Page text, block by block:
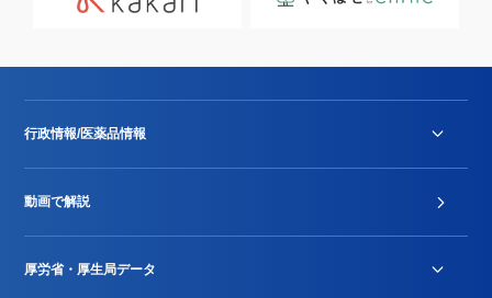
行政情報/医薬品情報
Stu-GEレポート
動画で解説
厚労省・厚生局データ